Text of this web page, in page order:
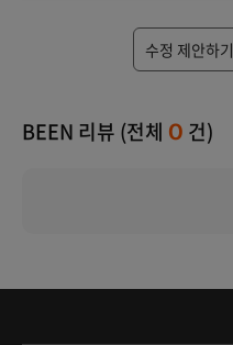
수정 제안하기
BEEN 리뷰 (전체 0 건)